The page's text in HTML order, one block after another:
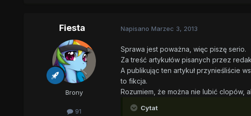
Fiesta
Brony
91
Napisano Marzec 3, 2013
Sprawa jest poważna, więc piszę serio.
Za treść artykułów pisanych przez
A publikując ten artykuł przynieśliście
to fikcja.
Rozumiem, że można nie lubić clopów,
Cytat